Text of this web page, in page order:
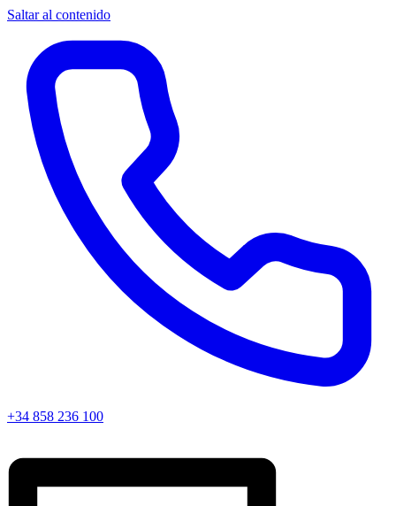
Saltar al contenido
+34 858 236 100